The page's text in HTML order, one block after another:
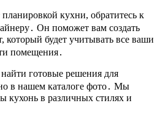
планировкой кухни, обратитесь к
Он поможет вам создать
который будет учитывать все ваши
помещения․
готовые решения для
в нашем каталоге фото․ Мы
кухонь в различных стилях и